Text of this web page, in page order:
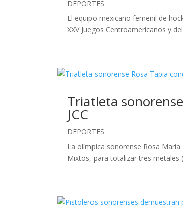
DEPORTES
El equipo mexicano femenil de
XXV Juegos Centroamericanos y
Triatleta
JCC
DEPORTES
La olímpica sonorense Rosa
Mixtos, para totalizar tres metales